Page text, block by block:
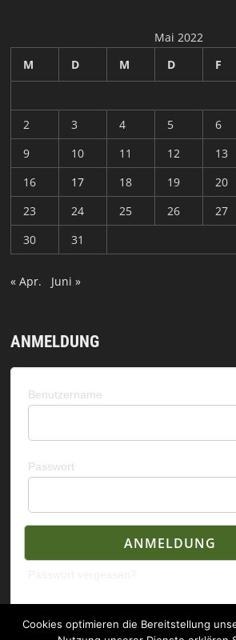
Mai 2022
M
D M D F
2
3 4 5 6
9
10 11 12 13
16
17 18 19 20
23
24 25 26 27
30
31
« Apr. Juni »
ANMELDUNG
Benutzername
Passwort
Cookies optimieren die Bereitstellung